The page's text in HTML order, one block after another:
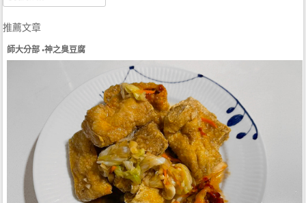
推薦文章
師大分部 •神之臭豆腐